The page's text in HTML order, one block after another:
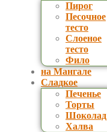
Пирог
Песочное
тесто
Слоеное
тесто
Фило
на Мангале
Сладкое
Печенье
Торты
Шоколад
Халва